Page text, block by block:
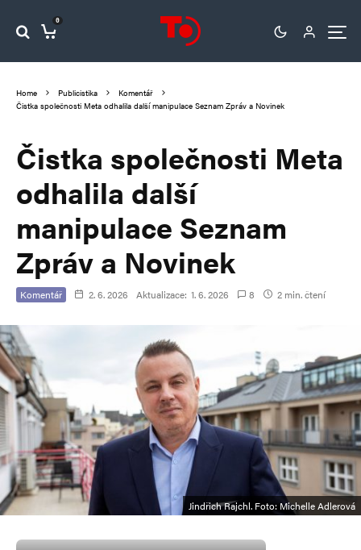
0
Home Publicistika
Komentář
Čistka společnosti Meta odhalila další manipulace Seznam Zpráv a Novinek
Čistka společnosti Meta
odhalila další
manipulace Seznam
Zpráv a Novinek
Komentář 2. 6. 2026 Aktualizace: 1. 6. 2026 8 2 min. čtení
Jindřich Rajchl. Foto: Michelle Adlerová